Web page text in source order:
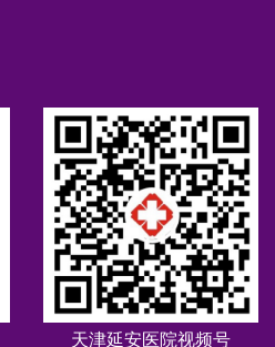
天津延安医院视频号